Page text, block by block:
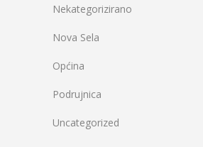
Nekategorizirano
Nova Sela
Općina
Podrujnica
Uncategorized